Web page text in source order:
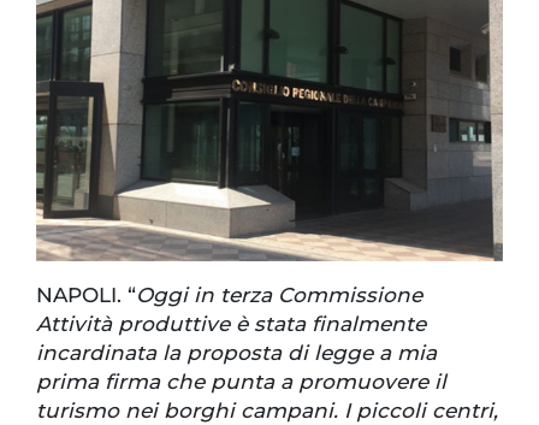
NAPOLI. “Oggi in terza Commissione
Attività produttive è stata finalmente
incardinata la proposta di legge a mia
prima firma che punta a promuovere il
turismo nei borghi campani. I piccoli centri,